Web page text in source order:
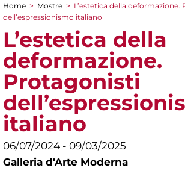
Tu sei qui
Home > Mostre > L’estetica della
dell’espressionismo italiano
L’estetica della
deformazione.
Protagonisti
italiano
06/07/2024 - 09/03/2025
Galleria d'Arte Moderna